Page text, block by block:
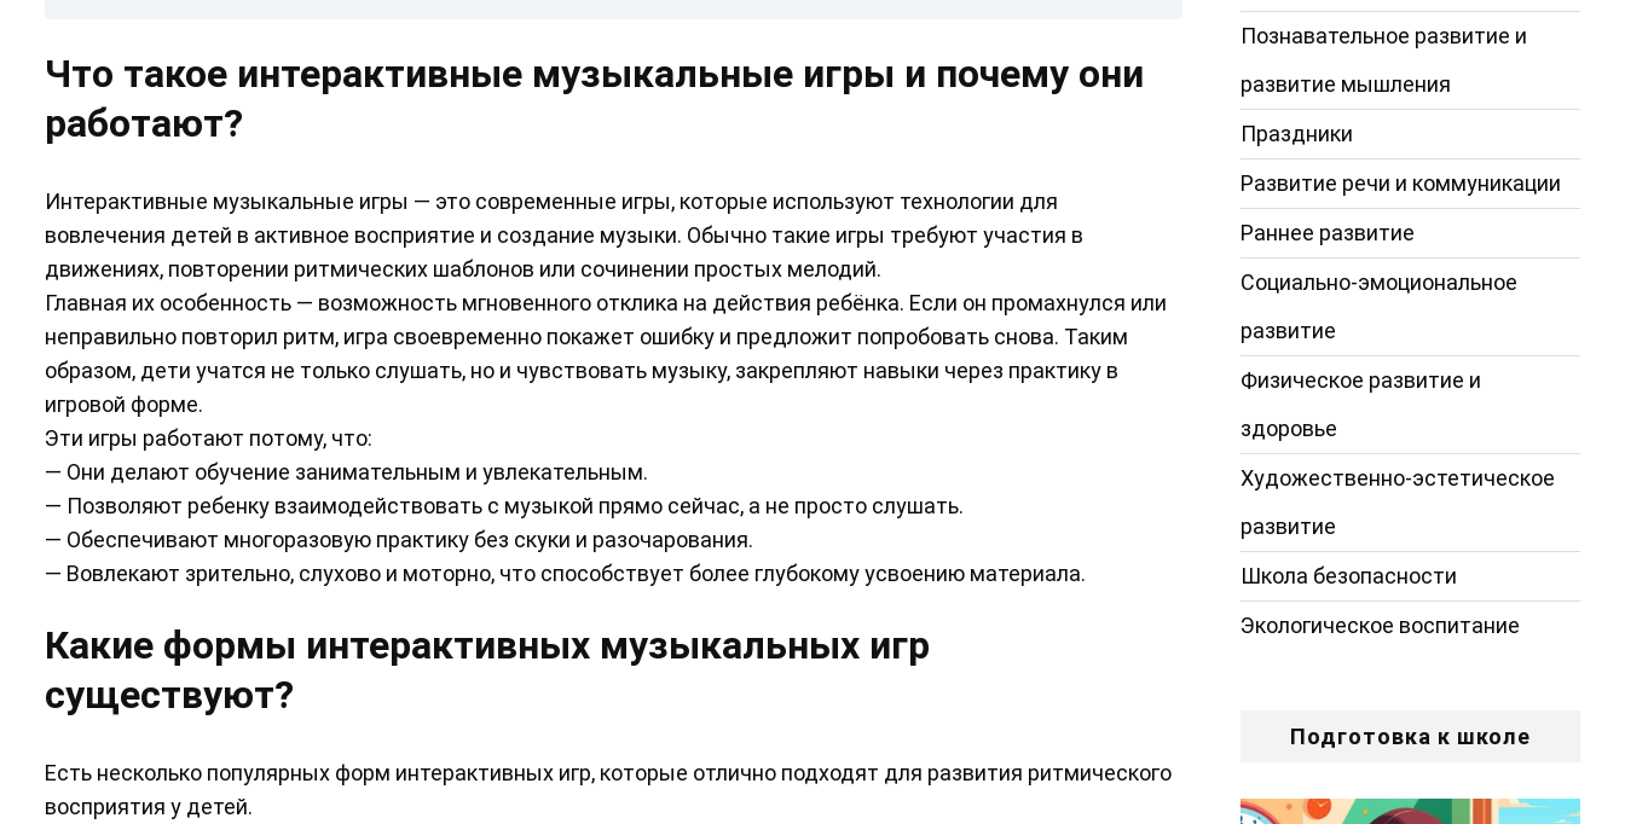
Что такое интерактивные музыкальные игры и почему они
работают?
Интерактивные музыкальные игры — это современные игры, которые используют технологии для
вовлечения детей в активное восприятие и создание музыки. Обычно такие игры требуют участия в
движениях, повторении ритмических шаблонов или сочинении простых мелодий.
Главная их особенность — возможность мгновенного отклика на действия ребёнка. Если он промахнулся или
неправильно повторил ритм, игра своевременно покажет ошибку и предложит попробовать снова. Таким
образом, дети учатся не только слушать, но и чувствовать музыку, закрепляют навыки через практику в
игровой форме.
Эти игры работают потому, что:
— Они делают обучение занимательным и увлекательным.
— Позволяют ребенку взаимодействовать с музыкой прямо сейчас, а не просто слушать.
— Обеспечивают многоразовую практику без скуки и разочарования.
— Вовлекают зрительно, слухово и моторно, что способствует более глубокому усвоению материала.
Какие формы интерактивных музыкальных игр
существуют?
Есть несколько популярных форм интерактивных игр, которые отлично подходят для развития ритмического
восприятия у детей.
Познавательное развитие и
развитие мышления
Праздники
Развитие речи и коммуникации
Раннее развитие
Социально-эмоциональное
развитие
Физическое развитие и
здоровье
Художественно-эстетическое
развитие
Школа безопасности
Экологическое воспитание
Подготовка к школе